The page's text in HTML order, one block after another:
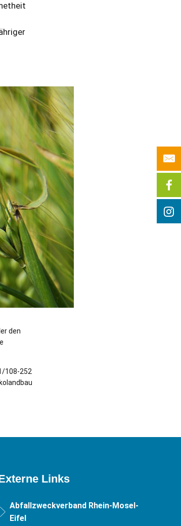
den
108-252
Links
Abfallzweckverband Rhein-Mosel-
Eifel